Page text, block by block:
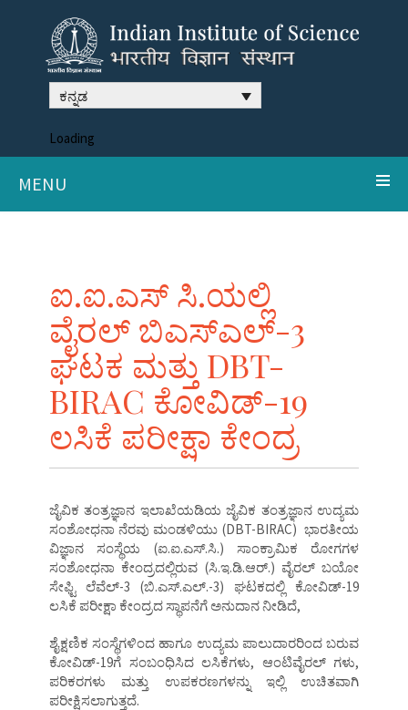
ಕನ್ನಡ
Loading
MENU
ಐ.ಐ.ಎಸ್ ಸಿ.ಯಲ್ಲಿ
ವೈರಲ್ ಬಿಎಸ್ಎಲ್-3
ಘಟಕ ಮತ್ತು DBT-
BIRAC ಕೋವಿಡ್-19
ಲಸಿಕೆ ಪರೀಕ್ಷಾ ಕೇಂದ್ರ
ಜೈವಿಕ ತಂತ್ರಜ್ಞಾನ ಇಲಾಖೆಯಡಿಯ ಜೈವಿಕ ತಂತ್ರಜ್ಞಾನ ಉದ್ಯಮ
ಸಂಶೋಧನಾ ನೆರವು ಮಂಡಳಿಯು (DBT-BIRAC) ಭಾರತೀಯ
ವಿಜ್ಞಾನ ಸಂಸ್ಥೆಯ (ಐ.ಐ.ಎಸ್.ಸಿ.) ಸಾಂಕ್ರಾಮಿಕ ರೋಗಗಳ
ಸಂಶೋಧನಾ ಕೇಂದ್ರದಲ್ಲಿರುವ (ಸಿ.ಇ.ಡಿ.ಆರ್.) ವೈರಲ್ ಬಯೋ
ಸೇಫ್ಟಿ ಲೆವೆಲ್-3 (ಬಿ.ಎಸ್.ಎಲ್.-3) ಘಟಕದಲ್ಲಿ ಕೋವಿಡ್-19
ಲಸಿಕೆ ಪರೀಕ್ಷಾ ಕೇಂದ್ರದ ಸ್ಥಾಪನೆಗೆ ಅನುದಾನ ನೀಡಿದೆ,
ಶೈಕ್ಷಣಿಕ ಸಂಸ್ಥೆಗಳಿಂದ ಹಾಗೂ ಉದ್ಯಮ ಪಾಲುದಾರರಿಂದ ಬರುವ
ಕೋವಿಡ್-19ಗೆ ಸಂಬಂಧಿಸಿದ ಲಸಿಕೆಗಳು, ಆಂಟಿವೈರಲ್ ಗಳು,
ಪರಿಕರಗಳು ಮತ್ತು ಉಪಕರಣಗಳನ್ನು ಇಲ್ಲಿ ಉಚಿತವಾಗಿ
ಪರೀಕ್ಷಿಸಲಾಗುತ್ತದೆ.